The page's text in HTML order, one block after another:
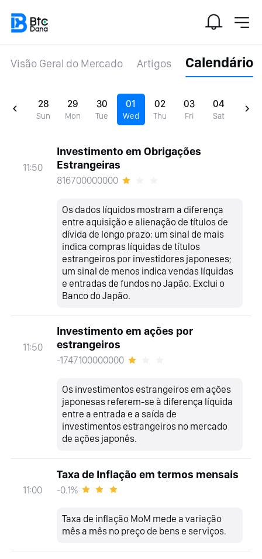
Visão Geral do Mercado Artigos Calendário
28
Sun
29
Mon
30
Tue
01
Wed
02
Thu
03
Fri
04
Sat
11:50
Investimento em Obrigações
Estrangeiras
816700000000
Os dados líquidos mostram a diferença
entre aquisição e alienação de títulos de
dívida de longo prazo: um sinal de mais
indica compras líquidas de títulos
estrangeiros por investidores japoneses;
um sinal de menos indica vendas líquidas
e entradas de fundos no Japão. Exclui o
Banco do Japão.
11:50
Investimento em ações por
estrangeiros
-1747100000000
Os investimentos estrangeiros em ações
japonesas referem-se à diferença líquida
entre a entrada e a saída de
investimentos estrangeiros no mercado
de ações japonês.
11:00
Taxa de Inflação em termos mensais
-0.1%
Taxa de inflação MoM mede a variação
mês a mês no preço de bens e serviços.